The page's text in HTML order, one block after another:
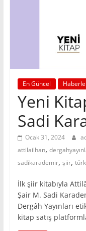
En Güncel
Yeni
Sadi
Ocak 31, 2024
attilailhan,
sadikarademir, şiir,
İlk şiir kitabıyla
Şair M. Sadi
Dergâh Yayınları
kitap satış